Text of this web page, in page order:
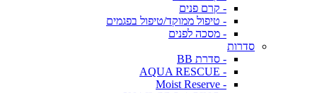
- קרם פנים
- טיפול ממוקד/טיפול בפגמים
- מסכה לפנים
סדרות
- סדרת BB
- AQUA RESCUE
- Moist Reserve